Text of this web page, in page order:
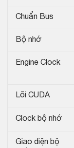
Chuẩn Bus
Bộ nhớ
Engine Clock
Lõi CUDA
Clock bộ nhớ
Giao diện bộ